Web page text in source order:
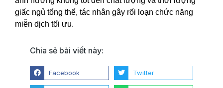
giấc ngủ tổng thể, tác nhân gây rối loạn chức năng
miễn dịch tối ưu.
Chia sẻ bài viết này:
Facebook Twitter